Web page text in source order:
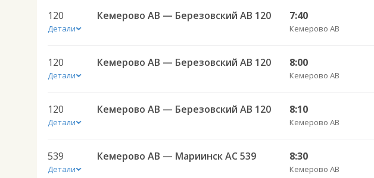
120
Детали
Кемерово АВ — Березовский АВ 120 7:40
Кемерово АВ
120
Детали
Кемерово АВ — Березовский АВ 120 8:00
Кемерово АВ
120
Детали
Кемерово АВ — Березовский АВ 120 8:10
Кемерово АВ
539
Детали
Кемерово АВ — Мариинск АС 539 8:30
Кемерово АВ